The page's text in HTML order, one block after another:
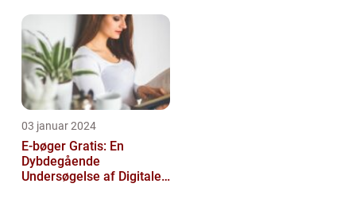
03 januar 2024
E-bøger Gratis: En
Dybdegående
Undersøgelse af Digitale